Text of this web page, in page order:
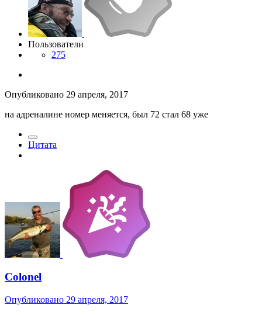
Пользователи
275
Опубликовано 29 апреля, 2017
на адреналине номер меняется, был 72 стал 68 уже
Цитата
Colonel
Опубликовано 29 апреля, 2017